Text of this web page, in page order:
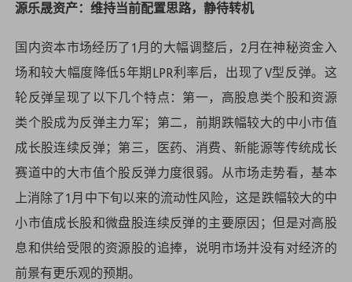
源乐晟资产：维持当前配置思路，静待转机
国内资本市场经历了1月的大幅调整后，2月在神秘资金入
场和较大幅度降低5年期LPR利率后，出现了V型反弹。这
轮反弹呈现了以下几个特点：第一，高股息类个股和资源
类个股成为反弹主力军；第二，前期跌幅较大的中小市值
成长股连续反弹；第三，医药、消费、新能源等传统成长
赛道中的大市值个股反弹力度很弱。从市场走势看，基本
上消除了1月中下旬以来的流动性风险，这是跌幅较大的中
小市值成长股和微盘股连续反弹的主要原因；但是对高股
息和供给受限的资源股的追捧，说明市场并没有对经济的
前景有更乐观的预期。